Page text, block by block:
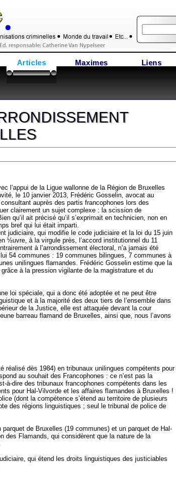
Articles Maximes Liens
l’appui de la Ligue wallonne de la Région de Bruxelles
le 10 janvier 2013, Frédéric Gosselin, avocat au
auprès des partis francophones lors des
clairement un sujet complexe : la scission de
qu’il ait précisé qu’il s’exprimait en technicien, non en
bref qui lui était imparti.
judiciaire, qui modifie le code judiciaire et la loi du 15 juin
½uvre, à la virgule près, l’accord institutionnel du 11
à l’arrondissement électoral, n’a jamais été
54 communes : 19 communes bilingues, 7 communes à
unilingues flamandes. Frédéric Gosselin estime que la
à la pression vigilante de la magistrature et du
loi spéciale, qui a donc été adoptée et ne peut être
et à la majorité des deux tiers de l’ensemble dans
de la Justice, elle est attaquée devant la cour
barreau flamand de Bruxelles, ainsi que, nous l’avons
réalisé dès 1984) en tribunaux unilingues compétents pour
au souhait des Francophones : ce n’est pas la
à-dire des tribunaux francophones compétents dans les
pour Hal-Vilvorde et les affaires flamandes à Bruxelles !
(dont la compétence s’étend au territoire de plusieurs
des régions linguistiques ; seul le tribunal de police de
de Bruxelles (19 communes) et un parquet de Hal-
des Flamands, qui considèrent que la nature de la
qui étend les droits linguistiques des justiciables